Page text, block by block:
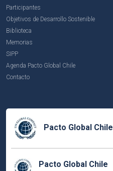
Participantes
Objetivos de Desarrollo Sostenible
Biblioteca
Memorias
SIPP
Agenda Pacto Global Chile
Contacto
Pacto Global Chile
Pacto Global Chile